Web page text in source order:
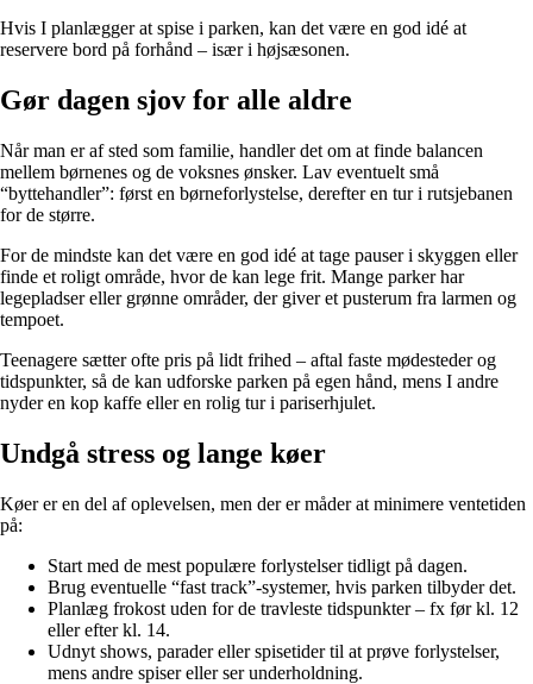
Hvis I planlægger at spise i parken, kan det være en god idé at
reservere bord på forhånd – især i højsæsonen.
Gør dagen sjov for alle aldre
Når man er af sted som familie, handler det om at finde balancen
mellem børnenes og de voksnes ønsker. Lav eventuelt små
“byttehandler”: først en børneforlystelse, derefter en tur i rutsjebanen
for de større.
For de mindste kan det være en god idé at tage pauser i skyggen eller
finde et roligt område, hvor de kan lege frit. Mange parker har
legepladser eller grønne områder, der giver et pusterum fra larmen og
tempoet.
Teenagere sætter ofte pris på lidt frihed – aftal faste mødesteder og
tidspunkter, så de kan udforske parken på egen hånd, mens I andre
nyder en kop kaffe eller en rolig tur i pariserhjulet.
Undgå stress og lange køer
Køer er en del af oplevelsen, men der er måder at minimere ventetiden
på:
Start med de mest populære forlystelser tidligt på dagen.
Brug eventuelle “fast track”-systemer, hvis parken tilbyder det.
Planlæg frokost uden for de travleste tidspunkter – fx før kl. 12
eller efter kl. 14.
Udnyt shows, parader eller spisetider til at prøve forlystelser,
mens andre spiser eller ser underholdning.